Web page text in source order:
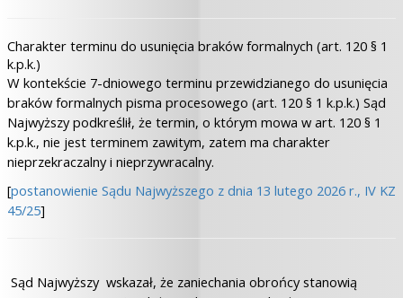
Charakter terminu do usunięcia braków formalnych (art. 120 § 1
k.p.k.)
W kontekście 7-dniowego terminu przewidzianego do usunięcia
braków formalnych pisma procesowego (art. 120 § 1 k.p.k.) Sąd
Najwyższy podkreślił, że termin, o którym mowa w art. 120 § 1
k.p.k., nie jest terminem zawitym, zatem ma charakter
nieprzekraczalny i nieprzywracalny.
[postanowienie Sądu Najwyższego z dnia 13 lutego 2026 r., IV KZ
45/25]
Sąd Najwyższy wskazał, że zaniechania obrońcy stanowią